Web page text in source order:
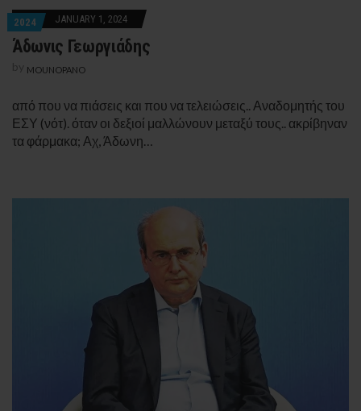
2024 JANUARY 1, 2024
Άδωνις Γεωργιάδης
MOUNOPANO
από που να πιάσεις και που να τελειώσεις.. Αναδομητής του
ΕΣΥ (νότ). όταν οι δεξιοί μαλλώνουν μεταξύ τους.. ακρίβηναν
τα φάρμακα; Αχ, Άδωνη…